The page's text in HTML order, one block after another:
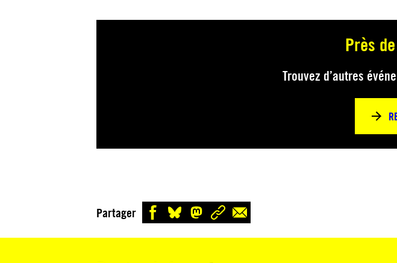
Près
Trouvez d’autres
Partager